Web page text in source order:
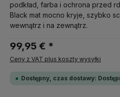
podkład, farba i ochrona przed
Black mat mocno kryje, szybko
wewnątrz i na zewnątrz.
99,95 € *
Ceny z VAT plus koszty wysyłki
Dostępny, czas dostawy: